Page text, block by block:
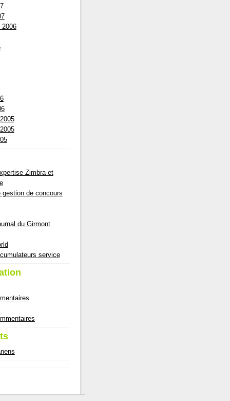
2006
Zimbra et
gestion de concours
du Girmont
service